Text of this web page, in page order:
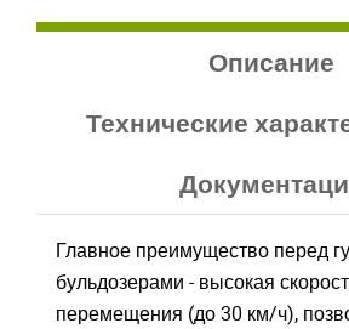
Описание
Технические
Главное преимущество перед
бульдозерами - высокая
перемещения (до 30 км/ч),